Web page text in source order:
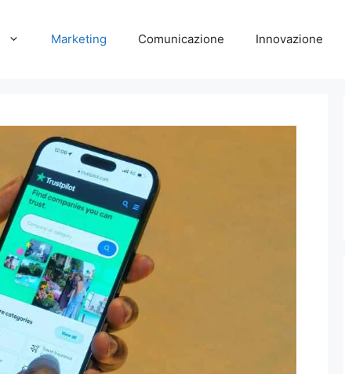
Marketing Comunicazione Innovazione